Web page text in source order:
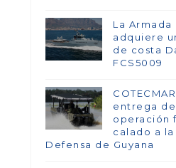
La
adquiere
de costa
FCS5009
entrega
operación
calado a
Defensa de Guyana